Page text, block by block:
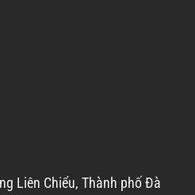
Liên Chiểu, Thành phố Đà